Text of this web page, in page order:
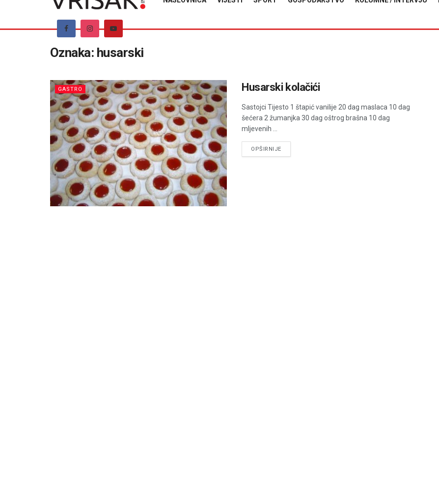
Oznaka: husarski
GASTRO Husarski kolačići
Sastojci Tijesto 1 štapić vanilije 20 dag maslaca 10 dag
šećera 2 žumanjka 30 dag oštrog brašna 10 dag
mljevenih ...
OPŠIRNIJEDETAILS